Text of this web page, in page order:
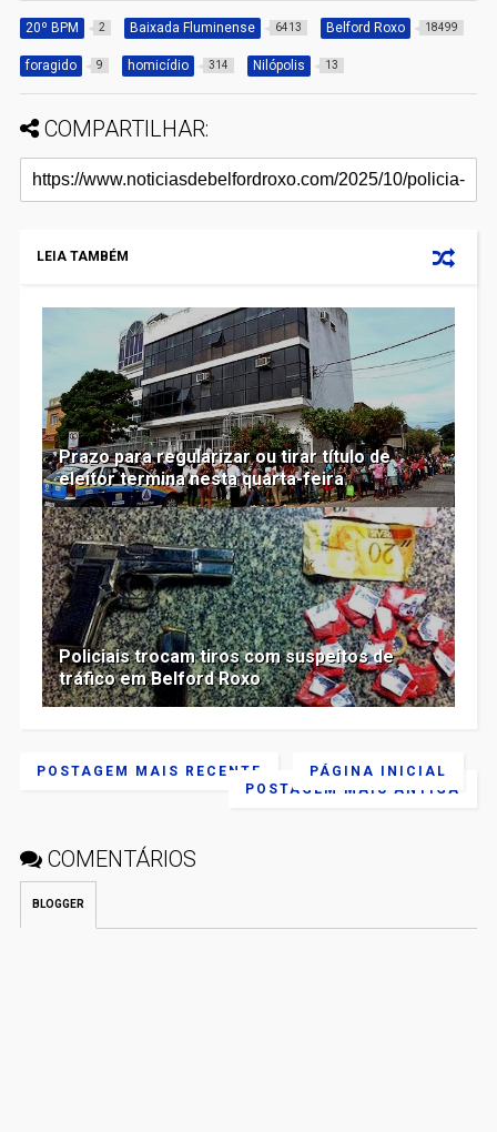
20º BPM 2 Baixada Fluminense 6413 Belford Roxo 18499
foragido 9 homicídio 314 Nilópolis 13
COMPARTILHAR:
LEIA TAMBÉM
Prazo para regularizar ou tirar título de
eleitor termina nesta quarta-feira
Policiais trocam tiros com suspeitos de
tráfico em Belford Roxo
POSTAGEM MAIS RECENTE
POSTAGEM MAIS ANTIGA
PÁGINA INICIAL
COMENTÁRIOS
BLOGGER